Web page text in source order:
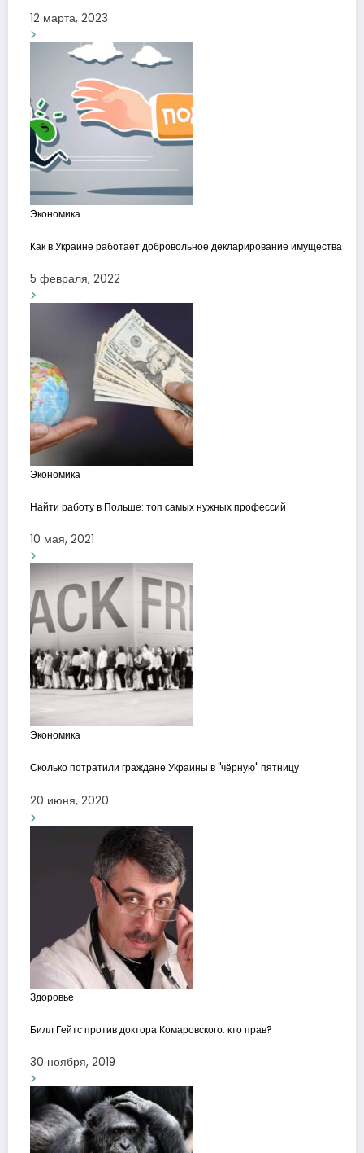
12 марта, 2023
Экономика
Как в Украине работает добровольное декларирование имущества
5 февраля, 2022
Экономика
Найти работу в Польше: топ самых нужных профессий
10 мая, 2021
Экономика
Сколько потратили граждане Украины в "чёрную" пятницу
20 июня, 2020
Здоровье
Билл Гейтс против доктора Комаровского: кто прав?
30 ноября, 2019